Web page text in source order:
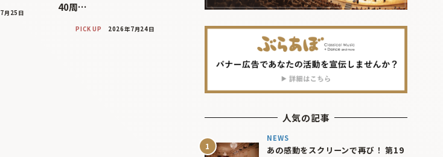
月25日
40周…
PICK UP 2026年7月24日
人気の記事
NEWS
あの感動をスクリーンで再び！ 第19